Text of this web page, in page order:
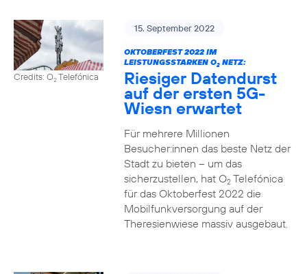
Credits: O2Telefónica
15. September 2022
OKTOBERFEST 2022 IM
LEISTUNGSSTARKEN O2NETZ:
Riesiger Datendurst
auf der ersten 5G-
Wiesn erwartet
Für mehrere Millionen
Besucher:innen das beste Netz der
Stadt zu bieten – um das
sicherzustellen, hat O2Telefónica
für das Oktoberfest 2022 die
Mobilfunkversorgung auf der
Theresienwiese massiv ausgebaut.